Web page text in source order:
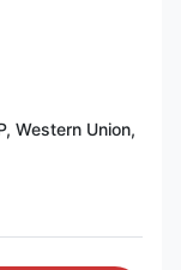
Western Union,